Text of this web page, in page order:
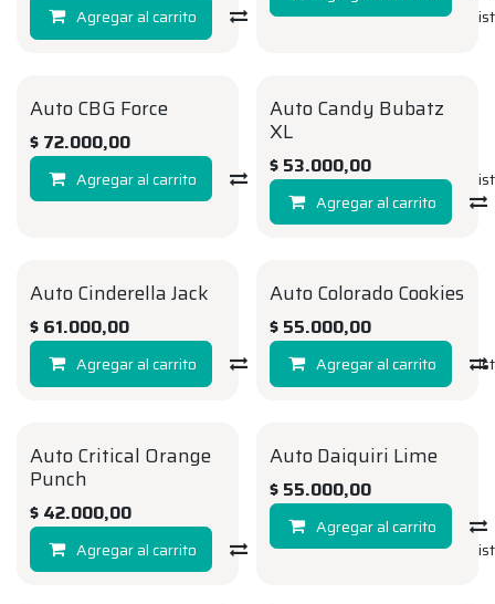
Agregar al carrito Compara Agregar a la
AUTO
Auto CBG Force
$ 72.000,00
Agregar al carrito Compara Agregar a la
AUTO
Auto Candy Bubatz
XL
$ 53.000,00
Agregar al carrito
AUTO
Auto Cinderella Jack
$ 61.000,00
Agregar al carrito Compara Agregar a la
AUTO
Auto Colorado Cookies
$ 55.000,00
Agregar al carrito
AUTO
Auto Critical Orange
Punch
$ 42.000,00
Agregar al carrito Compara Agregar a la
AUTO
Auto Daiquiri Lime
$ 55.000,00
Agregar al carrito